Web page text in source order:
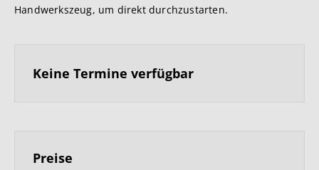
Handwerkszeug, um direkt durchzustarten.
Keine Termine verfügbar
Preise